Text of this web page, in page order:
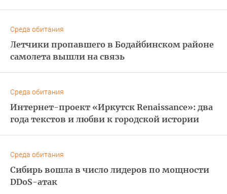
Среда обитания
Летчики пропавшего в Бодайбинском районе
самолета вышли на связь
Среда обитания
Интернет-проект «Иркутск Renaissance»: два
года текстов и любви к городской истории
Среда обитания
Сибирь вошла в число лидеров по мощности
DDoS-атак